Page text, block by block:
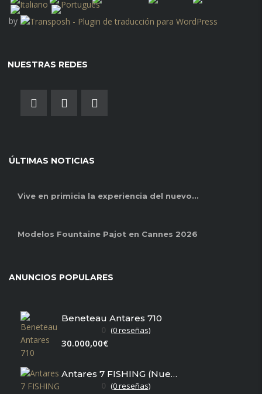
by
NUESTRAS REDES
ÚLTIMAS NOTICIAS
Vive en primicia la experiencia del nuevo...
Modelos Fountaine Pajot en Cannes 2026
ANUNCIOS POPULARES
Beneteau Antares 710
0 (0 reseñas)
30.000,00€
Antares 7 FISHING (Nuevo en stock)
0 (0 reseñas)